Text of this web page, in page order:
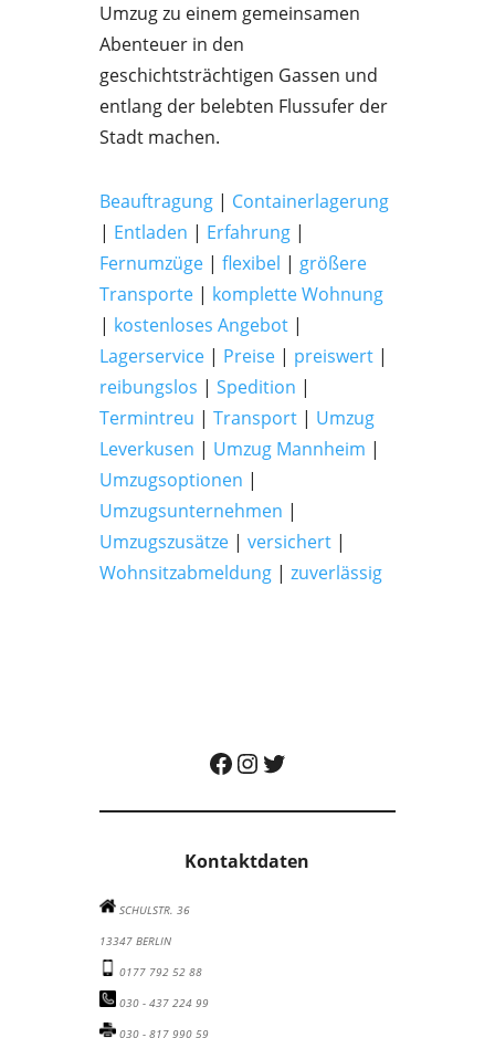
Umzug zu einem gemeinsamen
Abenteuer in den
geschichtsträchtigen Gassen und
entlang der belebten Flussufer der
Stadt machen.
Beauftragung| Containerlagerung
| Entladen | Erfahrung|
Fernumzüge| flexibel | größere
Transporte| komplette Wohnung
| kostenloses Angebot|
Lagerservice| Preise| preiswert|
reibungslos | Spedition |
Termintreu | Transport| Umzug
Leverkusen | Umzug Mannheim |
Umzugsoptionen |
Umzugsunternehmen |
Umzugszusätze| versichert|
Wohnsitzabmeldung| zuverlässig
Albatros Umzugsunternehmen auf Facebook besuchen
Albatros Umzugsunternehmen auf Instagram besuchen
Albatros Umzugsunternehmen auf Twitter besuchen
Kontaktdaten
SCHULSTR. 36
13347 BERLIN
0177 792 52 88
030 - 437 224 99
030 - 817 990 59